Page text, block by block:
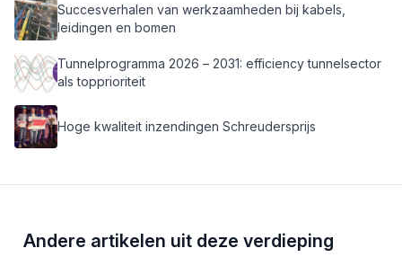
Succesverhalen van werkzaamheden bij kabels,
leidingen en bomen
Tunnelprogramma 2026 – 2031: efficiency tunnelsector
als topprioriteit
Hoge kwaliteit inzendingen Schreudersprijs
Andere artikelen uit deze verdieping